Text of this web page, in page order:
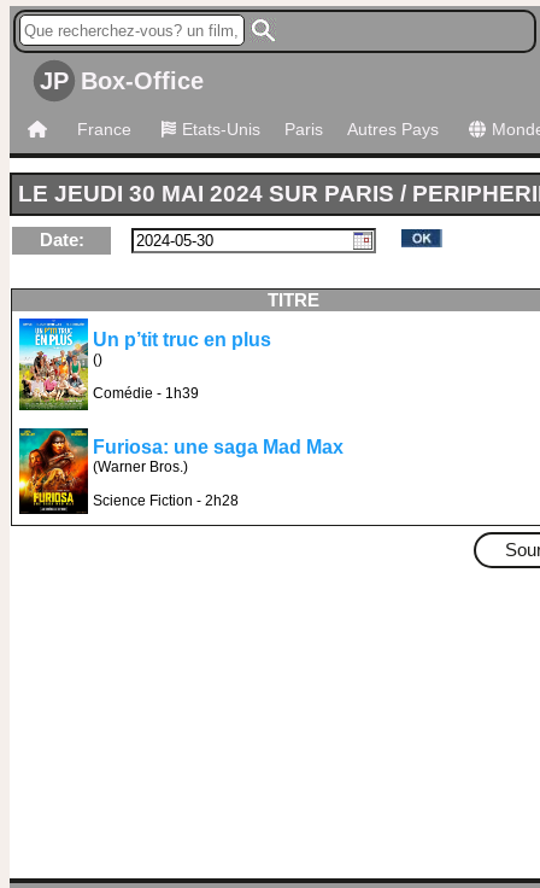
JP Box-Office
France Etats-Unis Paris Autres Pays
LE JEUDI 30 MAI 2024 SUR PARIS /
Date:
TITRE
Un p’tit truc en plus
()
Comédie - 1h39
Furiosa: une saga Mad Max
(Warner Bros.)
Science Fiction - 2h28